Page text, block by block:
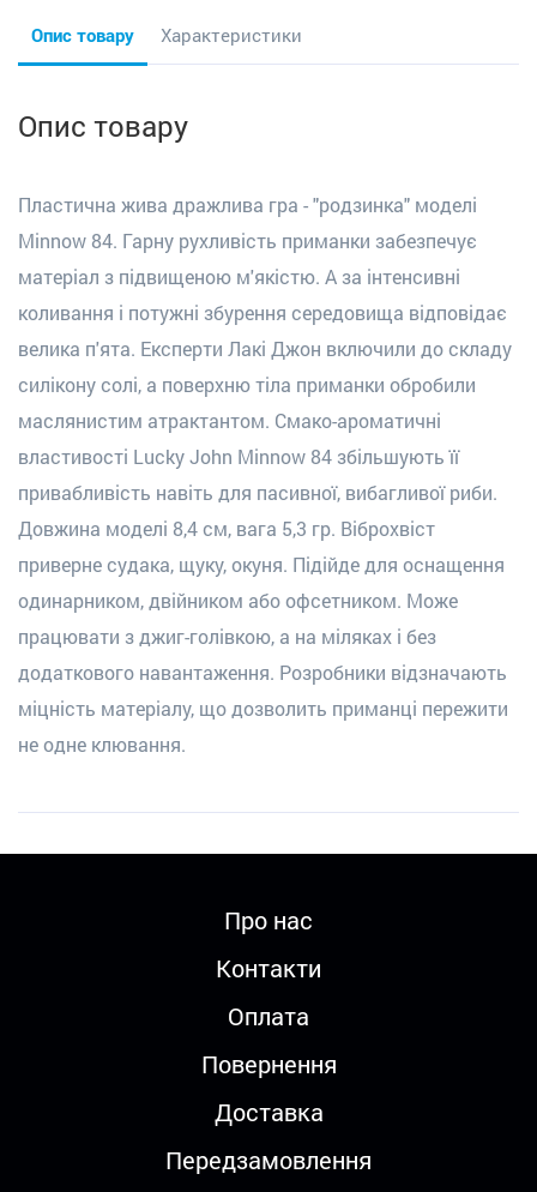
Опис товару Характеристики
Опис товару
Пластична жива дражлива гра - "родзинка" моделі
Minnow 84. Гарну рухливість приманки забезпечує
матеріал з підвищеною м'якістю. А за інтенсивні
коливання і потужні збурення середовища відповідає
велика п'ята. Експерти Лакі Джон включили до складу
силікону солі, а поверхню тіла приманки обробили
маслянистим атрактантом. Смако-ароматичні
властивості Lucky John Minnow 84 збільшують її
привабливість навіть для пасивної, вибагливої риби.
Довжина моделі 8,4 см, вага 5,3 гр. Віброхвіст
приверне судака, щуку, окуня. Підійде для оснащення
одинарником, двійником або офсетником. Може
працювати з джиг-голівкою, а на міляках і без
додаткового навантаження. Розробники відзначають
міцність матеріалу, що дозволить приманці пережити
не одне клювання.
Про нас
Контакти
Оплата
Повернення
Доставка
Передзамовлення